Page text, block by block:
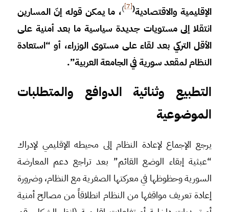
الإقليمية والاقتصادية(
[7]
)، ما يمكن قوله إنّ المسارين
انتقلا إلى مستويات جديدة سياسية ما بعد أمنية على
الأقل التركي بعد لقاء على مستوى الوزراء، أو “استعادة
النظام لمقعد سورية في الجامعة العربية”.
التطبيع وثنائية الدوافع والمتطلبات
الموضوعية
يرجع الإجماع لإعادة النظام إلى محيطه الإقليمي لإدراك
“عبثية إبقاء الوضع القائم” بعد تراجع دعم المعارضة
السورية وحظوظها في معركتها الصفرية مع النظام، وضرورة
إعادة تعريف مواقفها من النظام انطلاقاً من مصالح أمنية